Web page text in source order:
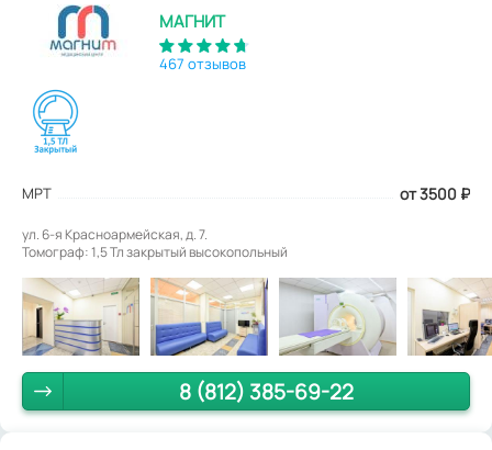
МАГНИТ
467 отзывов
МРТ от 3500 ₽
ул. 6-я Красноармейская, д. 7.
Томограф: 1,5 Тл закрытый высокопольный
8 (812) 385-69-22